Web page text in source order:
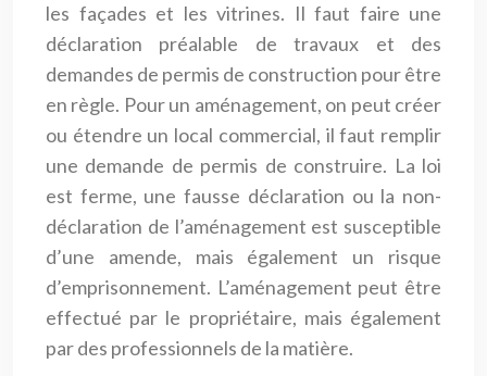
les façades et les vitrines. Il faut faire une
déclaration préalable de travaux et des
demandes de permis de construction pour être
en règle. Pour un aménagement, on peut créer
ou étendre un local commercial, il faut remplir
une demande de permis de construire. La loi
est ferme, une fausse déclaration ou la non-
déclaration de l’aménagement est susceptible
d’une amende, mais également un risque
d’emprisonnement. L’aménagement peut être
effectué par le propriétaire, mais également
par des professionnels de la matière.